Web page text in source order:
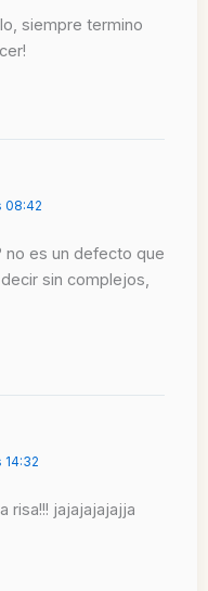
siempre termino
08:42
no es un defecto que
sin complejos,
14:32
risa!!! jajajajajajja